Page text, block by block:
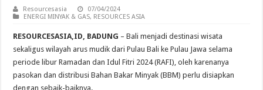
Resourcesasia
07/04/2024
ENERGI MINYAK & GAS, RESOURCES ASIA
RESOURCESASIA,ID, BADUNG – Bali menjadi destinasi wisata
sekaligus wilayah arus mudik dari Pulau Bali ke Pulau Jawa selama
periode libur Ramadan dan Idul Fitri 2024 (RAFI), oleh karenanya
pasokan dan distribusi Bahan Bakar Minyak (BBM) perlu disiapkan
dengan sebaik-baiknya.